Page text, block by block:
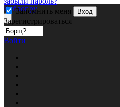
Запомнить меня
Вход
Зарегистрироваться
Кублог.ру
Войти